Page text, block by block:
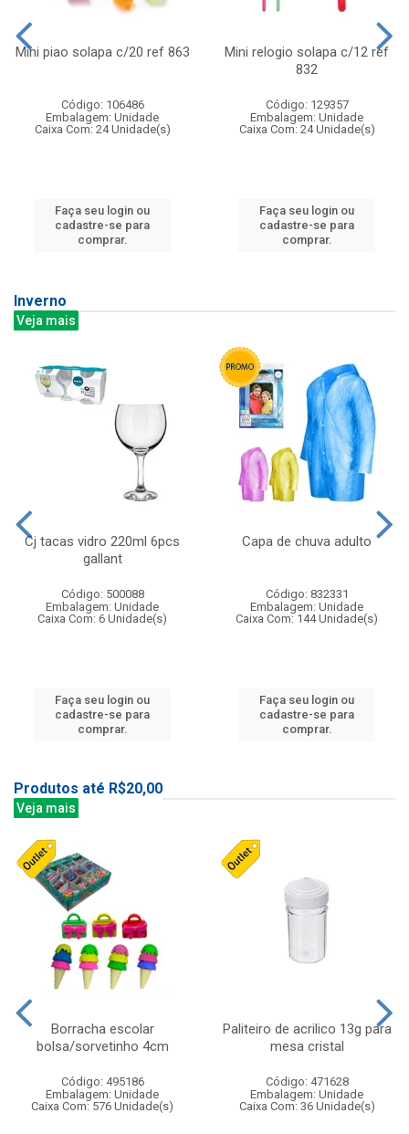
Mini piao solapa c/20 ref 863
Código: 106486
Embalagem: Unidade
Caixa Com: 24 Unidade(s)
Faça seu login ou
cadastre-se para
comprar.
Mini relogio solapa c/12 ref
832
Código: 129357
Embalagem: Unidade
Caixa Com: 24 Unidade(s)
Faça seu login ou
cadastre-se para
comprar.
Inverno
Veja mais
Cj tacas vidro 220ml 6pcs
gallant
Código: 500088
Embalagem: Unidade
Caixa Com: 6 Unidade(s)
Faça seu login ou
cadastre-se para
comprar.
Capa de chuva adulto
Código: 832331
Embalagem: Unidade
Caixa Com: 144 Unidade(s)
Faça seu login ou
cadastre-se para
comprar.
Produtos até R$20,00
Veja mais
Borracha escolar
bolsa/sorvetinho 4cm
Código: 495186
Embalagem: Unidade
Caixa Com: 576 Unidade(s)
Paliteiro de acrilico 13g para
mesa cristal
Código: 471628
Embalagem: Unidade
Caixa Com: 36 Unidade(s)